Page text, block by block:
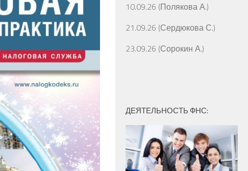
10.09.26 (Полякова А.)
21.09.26 (Сердюкова С.)
23.09.26 (Сорокин А.)
ДЕЯТЕЛЬНОСТЬ ФНС: